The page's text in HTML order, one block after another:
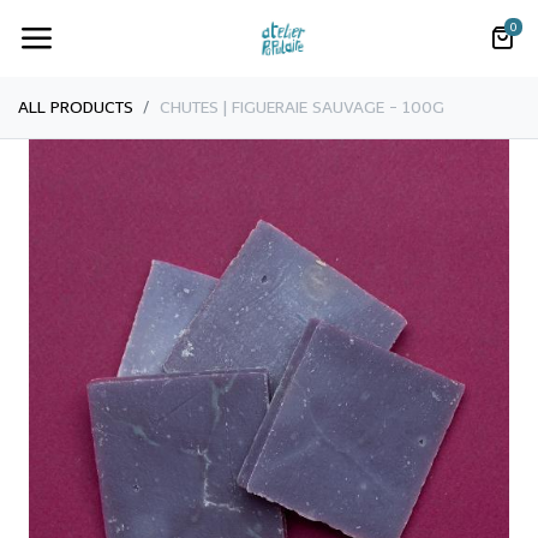
0
ALL PRODUCTS CHUTES | FIGUERAIE SAUVAGE - 100G